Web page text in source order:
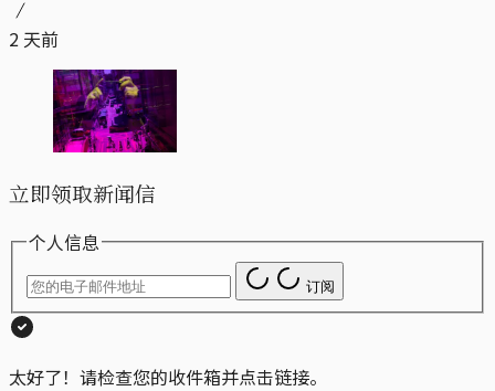
2 天前
立即领取新闻信
个人信息
订阅
太好了！请检查您的收件箱并点击链接。